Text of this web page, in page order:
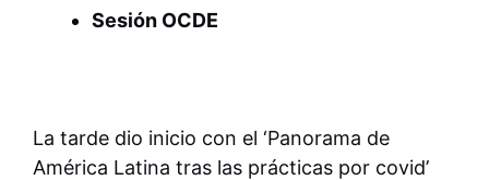
Sesión OCDE
La tarde dio inicio con el ‘Panorama de
América Latina tras las prácticas por covid’